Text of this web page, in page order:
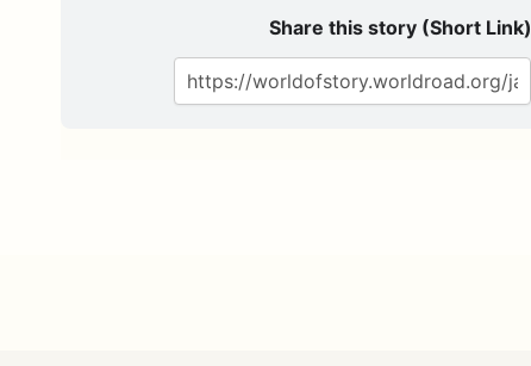
Share this story (Short Link)